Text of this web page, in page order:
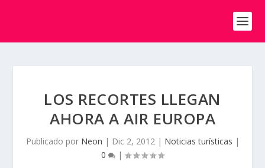
LOS RECORTES LLEGAN
AHORA A AIR EUROPA
Publicado por Neon | Dic 2, 2012| Noticias turísticas |
0
|